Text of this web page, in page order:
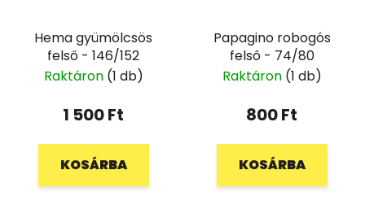
Hema gyümölcsös
felső - 146/152
Raktáron (1 db)
1 500 Ft
KOSÁRBA
Papagino robogós
felső - 74/80
Raktáron (1 db)
800 Ft
KOSÁRBA